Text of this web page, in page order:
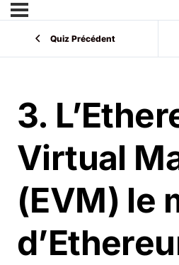
Quiz Précédent
3.
Virtual
(EVM) le